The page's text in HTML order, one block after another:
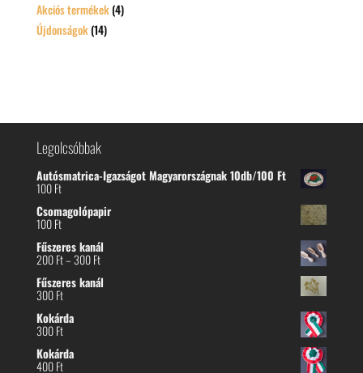
Akciós termékek (4)
Újdonságok (14)
Legolcsóbbak
Autósmatrica-Igazságot Magyarországnak 10db/100 Ft
100Ft
Csomagolópapir
100Ft
Fűszeres kanál
200Ft–300FtÁrtartomány:
-
Fűszeres kanál
300Ft
Kokárda
300Ft
Kokárda
400Ft